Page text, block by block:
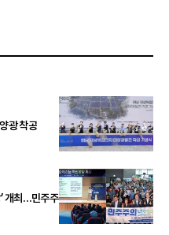
광 착공
개최…민주주